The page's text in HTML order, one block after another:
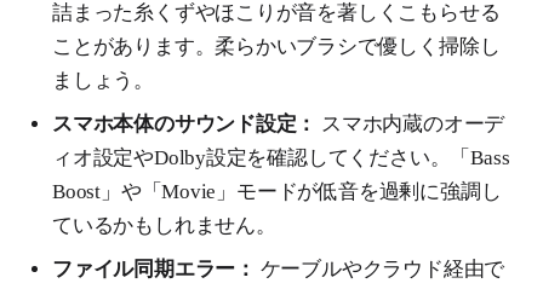
詰まった糸くずやほこりが音を著しくこもらせる
ことがあります。柔らかいブラシで優しく掃除し
ましょう。
スマホ本体のサウンド設定： スマホ内蔵のオーデ
ィオ設定やDolby設定を確認してください。「Bass
Boost」や「Movie」モードが低音を過剰に強調し
ているかもしれません。
ファイル同期エラー： ケーブルやクラウド経由で